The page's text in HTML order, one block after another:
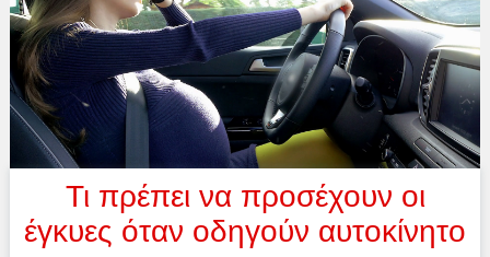
Τι πρέπει να προσέχουν οι
έγκυες όταν οδηγούν αυτοκίνητο